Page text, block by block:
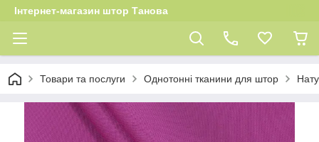
Інтернет-магазин штор Танова
Товари та послуги Однотонні тканини для штор